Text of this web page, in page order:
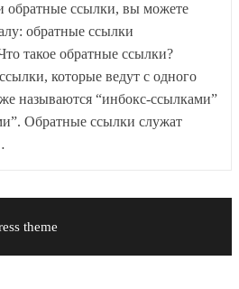
обратные ссылки, вы можете
обратные ссылки
такое обратные ссылки?
которые ведут с одного
называются “инбокс-ссылками”
Обратные ссылки служат
theme